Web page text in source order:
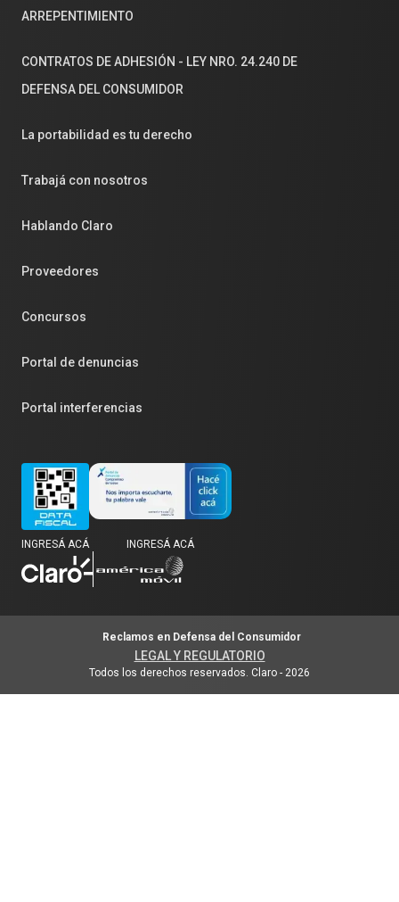
ARREPENTIMIENTO
CONTRATOS DE ADHESIÓN - LEY NRO. 24.240 DE
DEFENSA DEL CONSUMIDOR
La portabilidad es tu derecho
Trabajá con nosotros
Hablando Claro
Proveedores
Concursos
Portal de denuncias
Portal interferencias
INGRESÁ ACÁ INGRESÁ ACÁ
Todos los derechos reservados. Claro - 2026
LEGAL Y REGULATORIO
Reclamos en Defensa del Consumidor